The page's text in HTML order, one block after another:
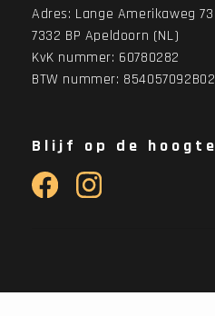
Adres: Lange Amerikaweg 73
7332 BP Apeldoorn (NL)
KvK nummer: 60780282
BTW nummer: 854057092B02
Blijf op de hoogte